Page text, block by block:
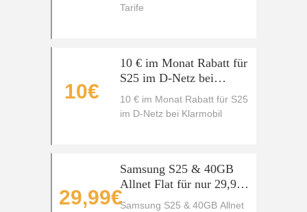
Tarife
10€
10 € im Monat Rabatt für
S25 im D-Netz bei
Klarmobil
10 € im Monat Rabatt für S25
im D-Netz bei Klarmobil
29,99€
Samsung S25 & 40GB
Allnet Flat für nur 29,99 €
bei Klarmobil
Samsung S25 & 40GB Allnet